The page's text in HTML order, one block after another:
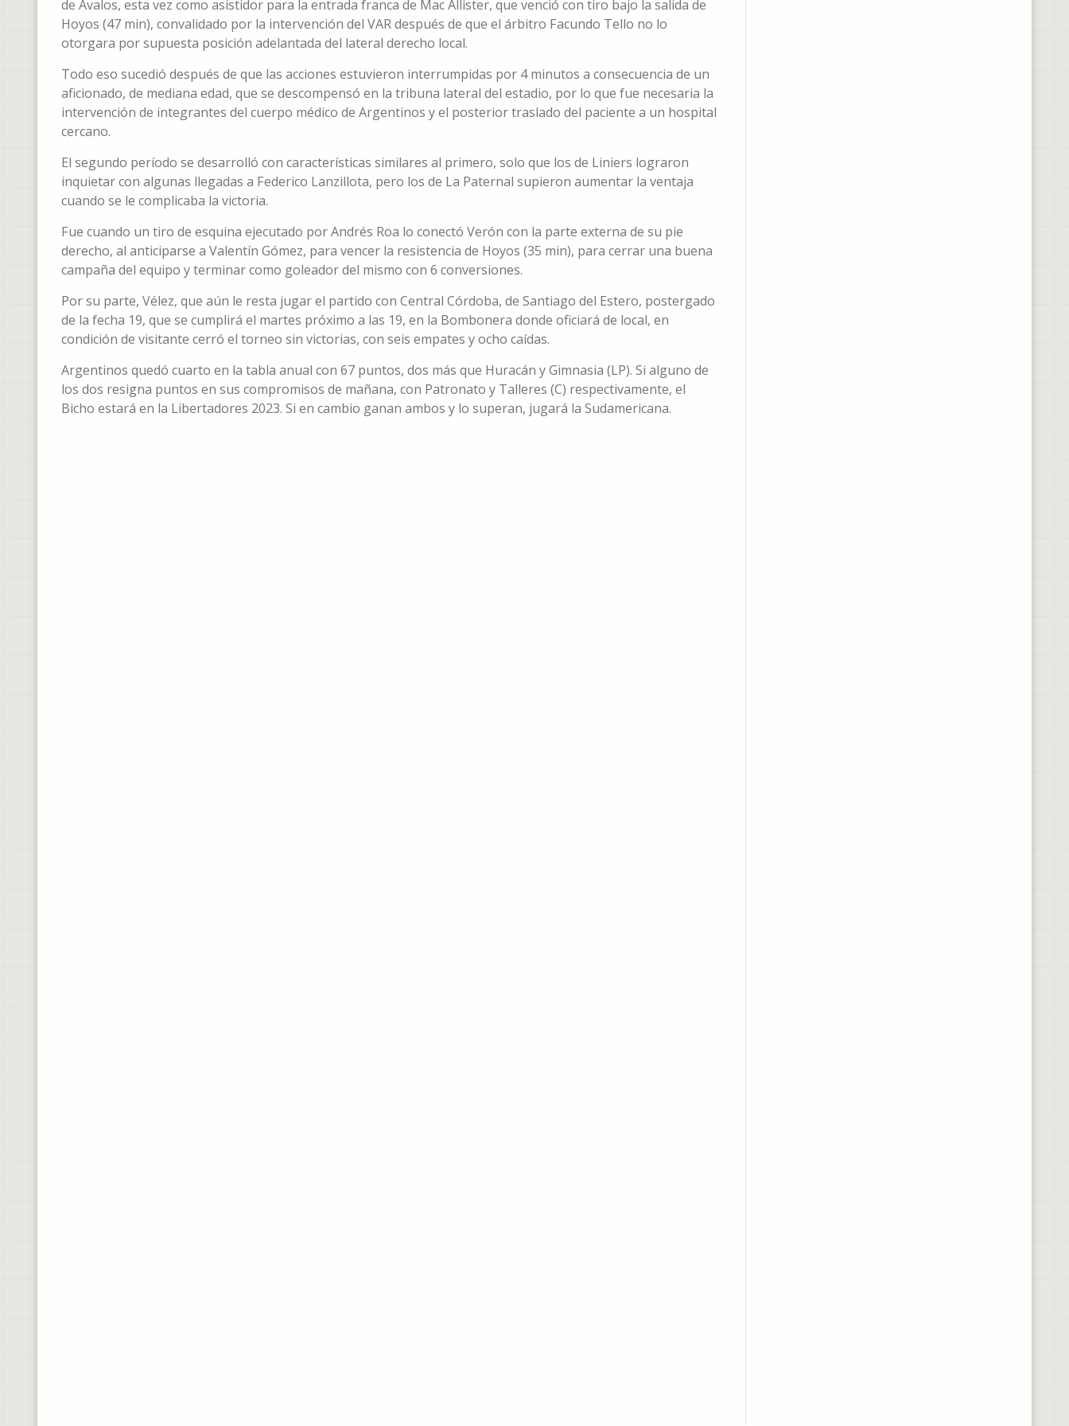
de Ávalos, esta vez como asistidor para la entrada franca de Mac Allister, que venció con tiro bajo la salida de
Hoyos (47 min), convalidado por la intervención del VAR después de que el árbitro Facundo Tello no lo
otorgara por supuesta posición adelantada del lateral derecho local.
Todo eso sucedió después de que las acciones estuvieron interrumpidas por 4 minutos a consecuencia de un
aficionado, de mediana edad, que se descompensó en la tribuna lateral del estadio, por lo que fue necesaria la
intervención de integrantes del cuerpo médico de Argentinos y el posterior traslado del paciente a un hospital
cercano.
El segundo período se desarrolló con características similares al primero, solo que los de Liniers lograron
inquietar con algunas llegadas a Federico Lanzillota, pero los de La Paternal supieron aumentar la ventaja
cuando se le complicaba la victoria.
Fue cuando un tiro de esquina ejecutado por Andrés Roa lo conectó Verón con la parte externa de su pie
derecho, al anticiparse a Valentín Gómez, para vencer la resistencia de Hoyos (35 min), para cerrar una buena
campaña del equipo y terminar como goleador del mismo con 6 conversiones.
Por su parte, Vélez, que aún le resta jugar el partido con Central Córdoba, de Santiago del Estero, postergado
de la fecha 19, que se cumplirá el martes próximo a las 19, en la Bombonera donde oficiará de local, en
condición de visitante cerró el torneo sin victorias, con seis empates y ocho caídas.
Argentinos quedó cuarto en la tabla anual con 67 puntos, dos más que Huracán y Gimnasia (LP). Si alguno de
los dos resigna puntos en sus compromisos de mañana, con Patronato y Talleres (C) respectivamente, el
Bicho estará en la Libertadores 2023. Si en cambio ganan ambos y lo superan, jugará la Sudamericana.